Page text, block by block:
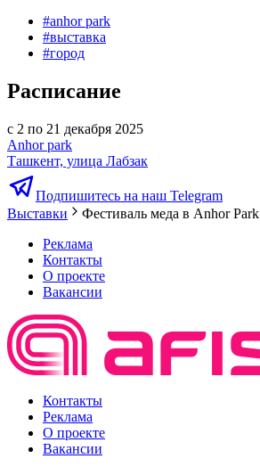
#anhor park
#выставка
#город
Расписание
с 2 по 21 декабря 2025
Anhor park
Ташкент, улица Лабзак
Подпишитесь на наш Telegram
Выставки
Фестиваль меда в Anhor Park
Реклама
Контакты
О проекте
Вакансии
Контакты
Реклама
О проекте
Вакансии